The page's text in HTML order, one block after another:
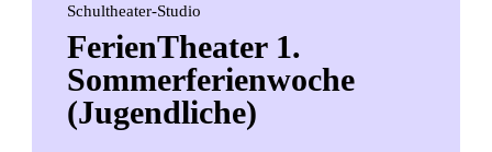
Schultheater-Studio
FerienTheater 1.
Sommerferienwoche
(Jugendliche)